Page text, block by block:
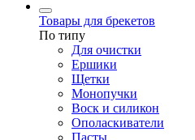
Товары для брекетов
По типу
Для очистки
Ершики
Щетки
Монопучки
Воск и силикон
Ополаскиватели